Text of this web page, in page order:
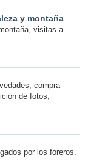
y montaña
visitas a
compra-
de fotos,
por los foreros.